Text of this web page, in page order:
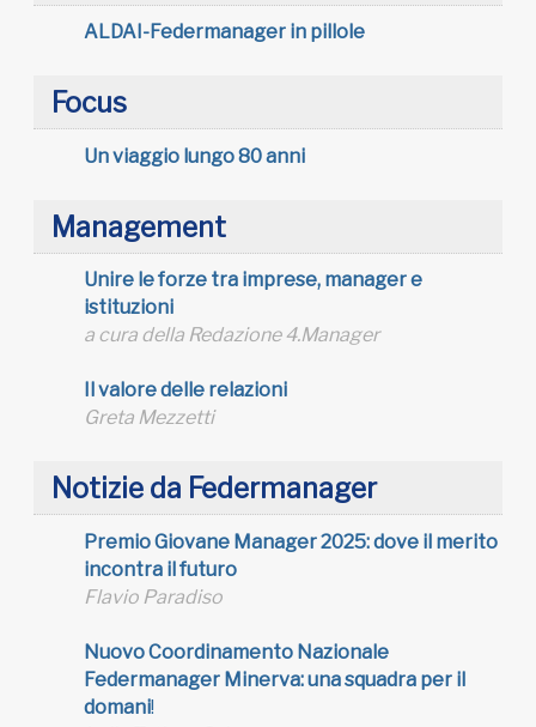
ALDAI-Federmanager in pillole
Focus
Un viaggio lungo 80 anni
Management
Unire le forze tra imprese, manager e
istituzioni
a cura della Redazione 4.Manager
Il valore delle relazioni
Greta Mezzetti
Notizie da Federmanager
Premio Giovane Manager 2025: dove il merito
incontra il futuro
Flavio Paradiso
Nuovo Coordinamento Nazionale
Federmanager Minerva: una squadra per il
domani!